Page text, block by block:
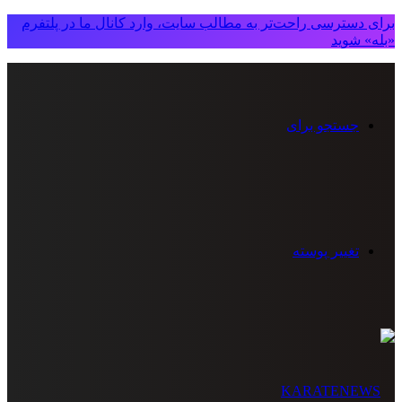
برای دسترسی راحت‌تر به مطالب سایت، وارد کانال ما در پلتفرم
«بله» شوید
جستجو برای
تغییر پوسته